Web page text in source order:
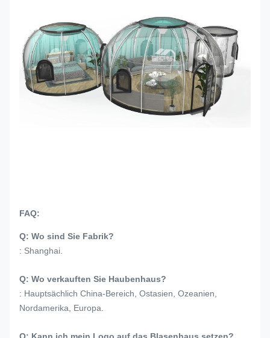
FAQ:
Q: Wo sind Sie Fabrik?
: Shanghai.
Q: Wo verkauften Sie Haubenhaus?
: Hauptsächlich China-Bereich, Ostasien, Ozeanien,
Nordamerika, Europa.
Q: Kann ich mein Logo auf das Blasenhaus setzen?